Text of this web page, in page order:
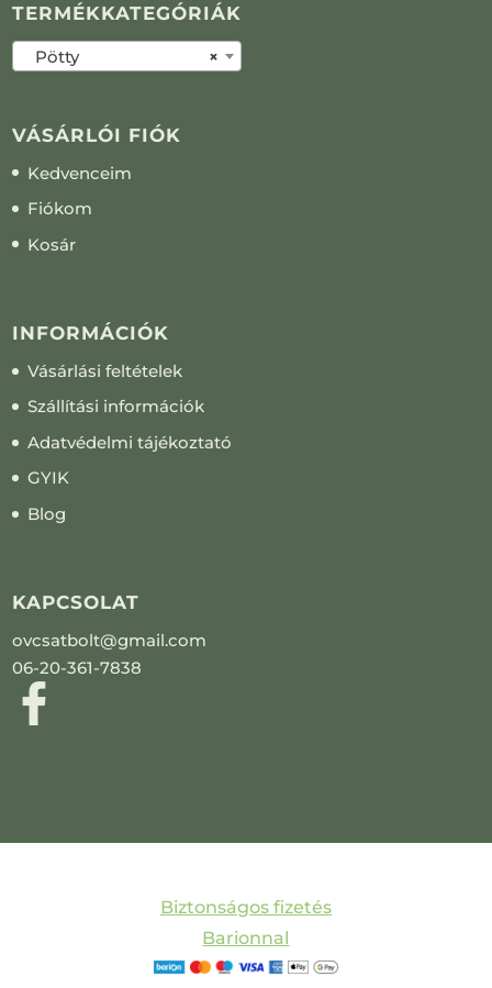
TERMÉKKATEGÓRIÁK
×
Pötty
VÁSÁRLÓI FIÓK
Kedvenceim
Fiókom
Kosár
INFORMÁCIÓK
Vásárlási feltételek
Szállítási információk
Adatvédelmi tájékoztató
GYIK
Blog
KAPCSOLAT
ovcsatbolt@gmail.com
06-20-361-7838
Biztonságos fizetés
Barionnal